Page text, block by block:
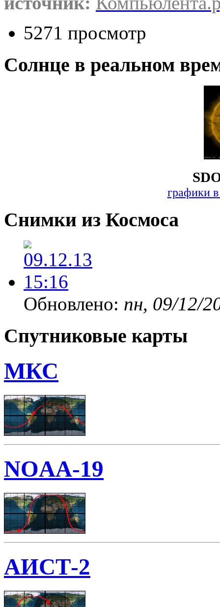
5271 просмотр
Солнце в реальном
графики
Снимки из Космоса
Обновлено: пн, 09/12/
Спутниковые карты
МКС
NOAA-19
АИСТ-2